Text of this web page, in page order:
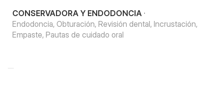
CONSERVADORA Y ENDODONCIA ·
Endodoncia, Obturación, Revisión dental, Incrustación,
Empaste, Pautas de cuidado oral